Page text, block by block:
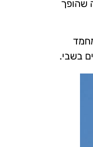
שהופך